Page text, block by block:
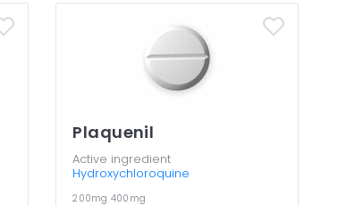
Plaquenil
Active ingredient
Hydroxychloroquine
200mg 400mg